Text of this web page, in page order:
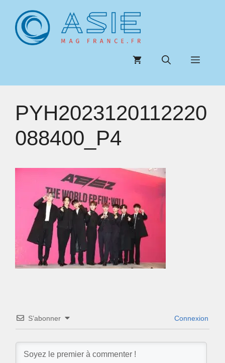
contenu
Menu
PYH2023120112220
088400_P4
S’abonner Connexion